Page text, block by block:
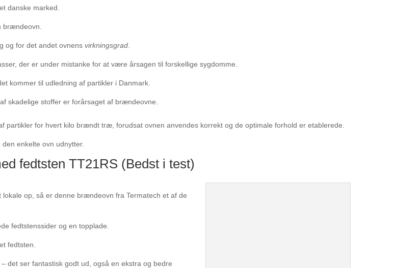
danske marked.
brændeovn.
og for det andet ovnens virkningsgrad
der er under mistanke for at være årsagen til forskellige sygdomme.
kommer til udledning af partikler i Danmark.
skadelige stoffer er forårsaget af brændeovne.
partikler for hvert kilo brændt træ, forudsat ovnen anvendes korrekt og de optimale forhold er etablerede.
enkelte ovn udnytter.
fedtsten TT21RS (Bedst i test)
op, så er denne brændeovn fra Termatech et af de
fedtstenssider og en topplade.
fedtsten.
ser fantastisk godt ud, også en ekstra og bedre